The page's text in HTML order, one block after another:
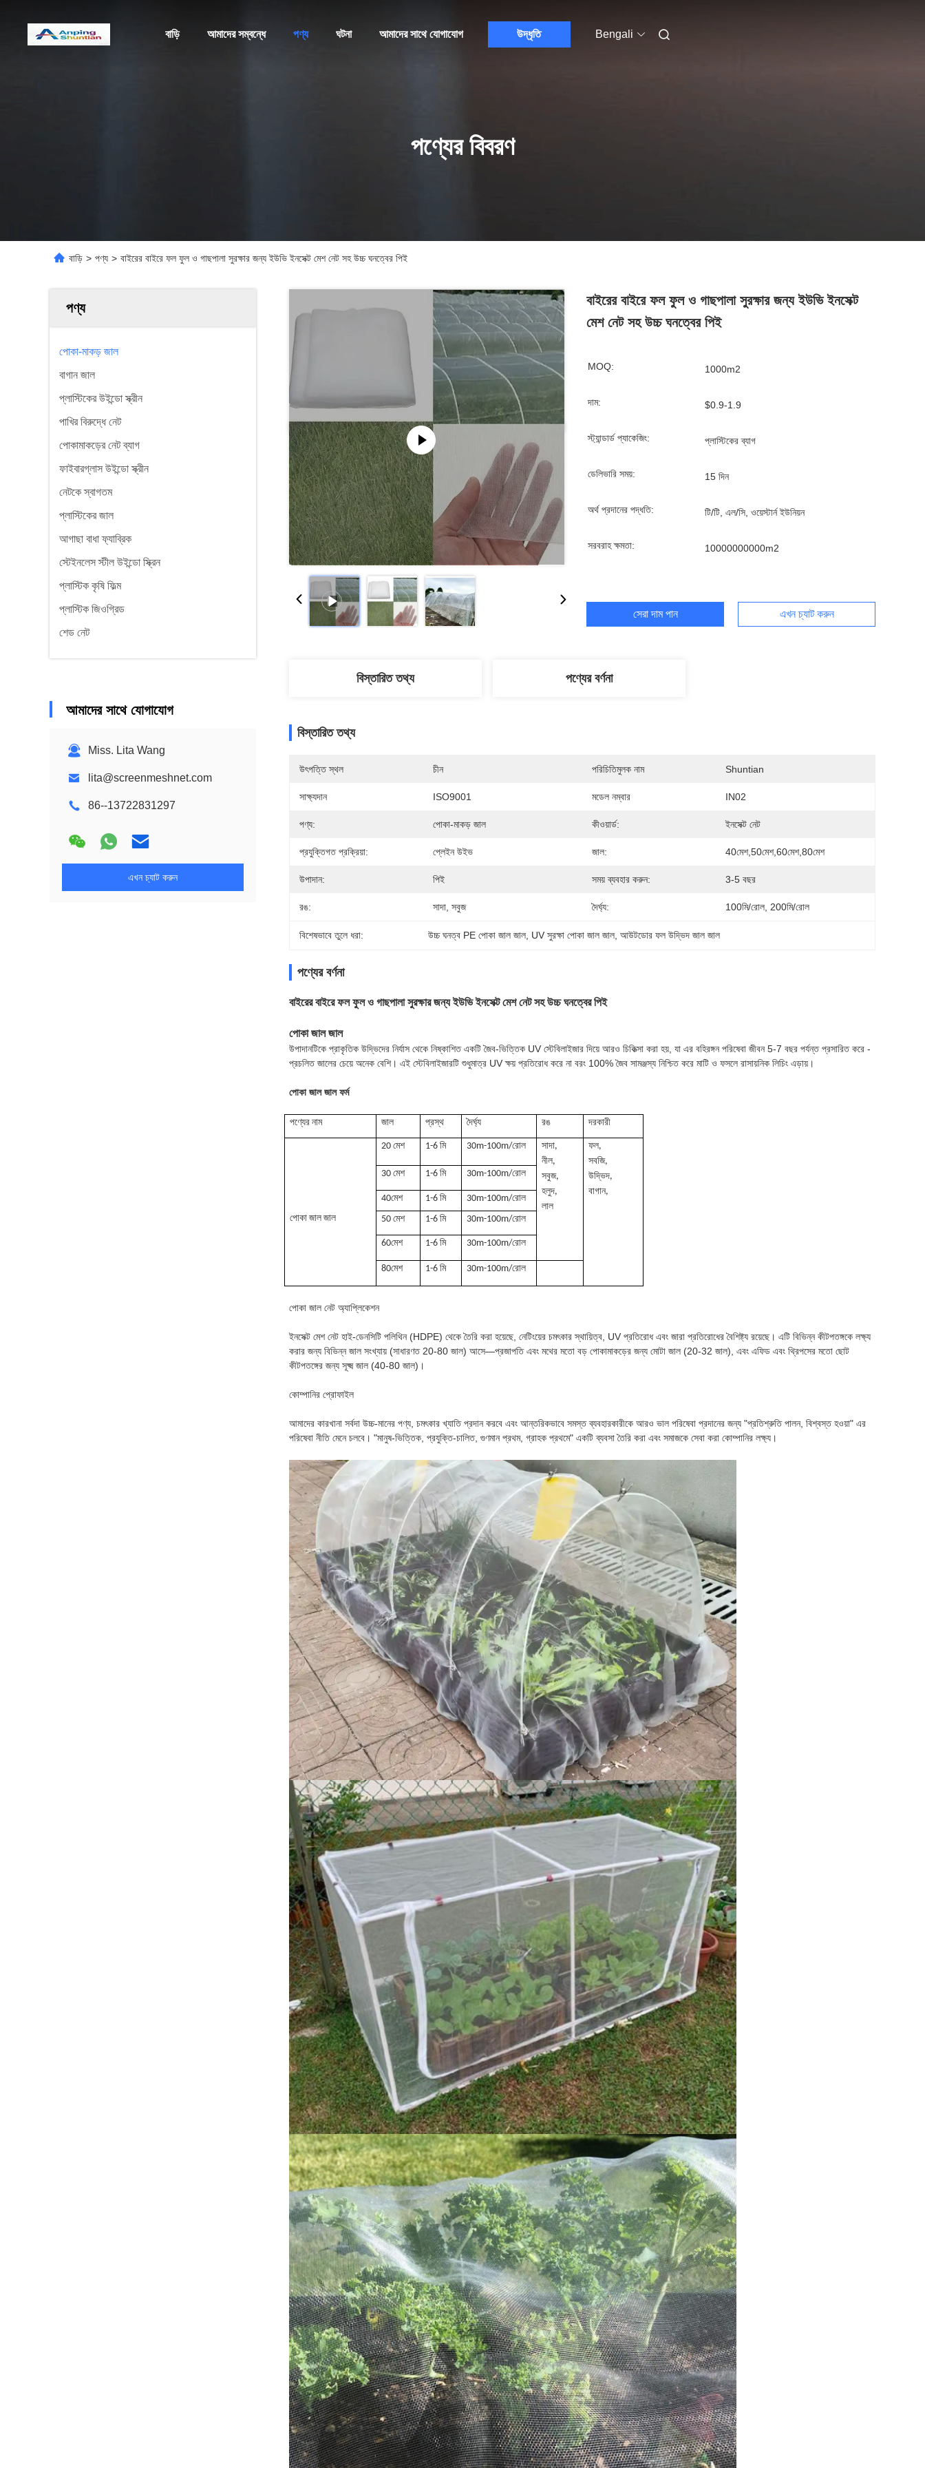
বাড়ি আমাদের সম্বন্ধে পণ্য ঘটনা আমাদের সাথে যোগাযোগ উদ্ধৃতি Bengali
পণ্যের বিবরণ
বাড়ি > পণ্য > বাইরের বাইরে ফল ফুল ও গাছপালা সুরক্ষার জন্য ইউভি ইনসেক্ট মেশ নেট সহ উচ্চ ঘনত্বের পিই
পণ্য
পোকা-মাকড় জাল
বাগান জাল
প্লাস্টিকের উইন্ডো স্ক্রীন
পাখির বিরুদ্ধে নেট
পোকামাকড়ের নেট ব্যাগ
ফাইবারগ্লাস উইন্ডো স্ক্রীন
নেটকে স্বাগতম
প্লাস্টিকের জাল
আগাছা বাধা ফ্যাব্রিক
স্টেইনলেস স্টীল উইন্ডো স্ক্রিন
প্লাস্টিক কৃষি ফিল্ম
প্লাস্টিক জিওগ্রিড
শেড নেট
আমাদের সাথে যোগাযোগ
Miss. Lita Wang
lita@screenmeshnet.com
86--13722831297
এখন চ্যাট করুন
বাইরের বাইরে ফল ফুল ও গাছপালা সুরক্ষার জন্য ইউভি ইনসেক্ট
মেশ নেট সহ উচ্চ ঘনত্বের পিই
MOQ: 1000m2
দাম: $0.9-1.9
স্ট্যান্ডার্ড প্যাকেজিং: প্লাস্টিকের ব্যাগ
ডেলিভারি সময়: 15 দিন
অর্থ প্রদানের পদ্ধতি: টি/টি, এল/সি, ওয়েস্টার্ন ইউনিয়ন
সরবরাহ ক্ষমতা: 10000000000m2
সেরা দাম পান এখন চ্যাট করুন
বিস্তারিত তথ্য পণ্যের বর্ণনা
বিস্তারিত তথ্য
উৎপত্তি স্থল চীন পরিচিতিমুলক নাম Shuntian
সাক্ষ্যদান ISO9001 মডেল নম্বার IN02
পণ্য: পোকা-মাকড় জাল কীওয়ার্ড: ইনসেক্ট নেট
প্রযুক্তিগত প্রক্রিয়া: প্লেইন উইভ জাল: 40মেশ,50মেশ,60মেশ,80মেশ
উপাদান: পিই সময় ব্যবহার করুন: 3-5 বছর
রঙ: সাদা, সবুজ দৈর্ঘ্য: 100মি/রোল, 200মি/রোল
বিশেষভাবে তুলে ধরা: উচ্চ ঘনত্ব PE পোকা জাল জাল UV সুরক্ষা পোকা জাল জাল , আউটডোর ফল উদ্ভিদ জাল জাল
পণ্যের বর্ণনা
বাইরের বাইরে ফল ফুল ও গাছপালা সুরক্ষার জন্য ইউভি ইনসেক্ট মেশ নেট সহ উচ্চ ঘনত্বের পিই
পোকা জাল জাল
উপাদানটিকে প্রাকৃতিক উদ্ভিদের নির্যাস থেকে নিষ্কাশিত একটি জৈব-ভিত্তিক UV স্টেবিলাইজার দিয়ে আরও চিকিত্সা করা হয়, যা এর বহিরঙ্গন পরিষেবা জীবন 5-7 বছর পর্যন্ত প্রসারিত করে -
প্রচলিত জালের চেয়ে অনেক বেশি। এই স্টেবিলাইজারটি শুধুমাত্র UV ক্ষয় প্রতিরোধ করে না বরং 100% জৈব সামঞ্জস্য নিশ্চিত করে মাটি ও ফসলে রাসায়নিক লিচিং এড়ায়।
পোকা জাল জাল ফর্ম
পণ্যের নাম জাল প্রস্থ দৈর্ঘ্য রঙ দরকারী
পোকা জাল জাল
20 মেশ 1-6 মি 30m-100m/রোল
সাদা,
নীল,
সবুজ,
হলুদ,
লাল
ফল,
সবজি,
উদ্ভিদ,
বাগান,
30 মেশ 1-6 মি 30m-100m/রোল
40মেশ 1-6 মি
30m-100m/রোল
50 মেশ
1-6 মি 30m-100m/রোল
60মেশ 1-6 মি 30m-100m/রোল
80মেশ 1-6 মি 30m-100m/রোল
পোকা জাল নেট অ্যাপ্লিকেশন
ইনসেক্ট মেশ নেট হাই-ডেনসিটি পলিথিন (HDPE) থেকে তৈরি করা হয়েছে, নেটিংয়ের চমৎকার স্থায়িত্ব, UV প্রতিরোধ এবং জারা প্রতিরোধের বৈশিষ্ট্য রয়েছে। এটি বিভিন্ন কীটপতঙ্গকে লক্ষ্য
করার জন্য বিভিন্ন জাল সংখ্যায় (সাধারণত 20-80 জাল) আসে—প্রজাপতি এবং মথের মতো বড় পোকামাকড়ের জন্য মোটা জাল (20-32 জাল), এবং এফিড এবং থ্রিপসের মতো ছোট
কীটপতঙ্গের জন্য সূক্ষ্ম জাল (40-80 জাল)।
কোম্পানির প্রোফাইল
আমাদের কারখানা সর্বদা উচ্চ-মানের পণ্য, চমৎকার খ্যাতি প্রদান করবে এবং আন্তরিকভাবে সমস্ত ব্যবহারকারীকে আরও ভাল পরিষেবা প্রদানের জন্য "প্রতিশ্রুতি পালন, বিশ্বস্ত হওয়া" এর
পরিষেবা নীতি মেনে চলবে। "মানুষ-ভিত্তিক, প্রযুক্তি-চালিত, গুণমান প্রথম, গ্রাহক প্রথমে" একটি ব্যবসা তৈরি করা এবং সমাজকে সেবা করা কোম্পানির লক্ষ্য।